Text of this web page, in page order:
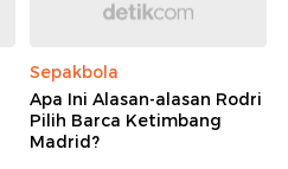
Sepakbola
Apa Ini Alasan-alasan Rodri
Pilih Barca Ketimbang
Madrid?